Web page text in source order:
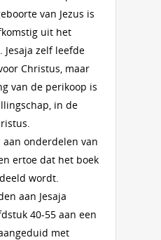
van Jezus is
uit het
Jesaja zelf leefde
Christus, maar
van de perikoop is
in de
onderdelen van
ertoe dat het boek
wordt.
aan Jesaja
40-55 aan een
met